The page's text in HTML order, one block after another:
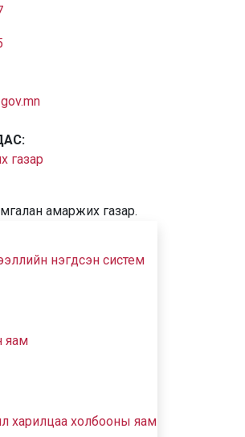
газар
амаржих газар.
нэгдсэн систем
яам
харилцаа холбооны яам